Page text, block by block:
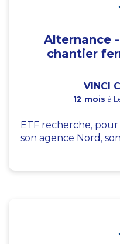
Alternance
chantier
VINCI
12 mois à
ETF recherche,
son agence Nord,